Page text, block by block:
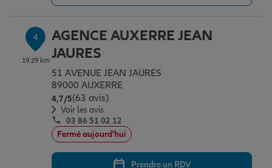
Tous nos devis d'assurance
4
19.29 km
AGENCE AUXERRE JEAN
JAURES
51 AVENUE JEAN JAURES
89000 AUXERRE
4,7/5Note de 4.7 sur 5
(63 avis)
Voir les avis
03 86 51 02 12
Fermé aujourd'hui
Prendre un RDV